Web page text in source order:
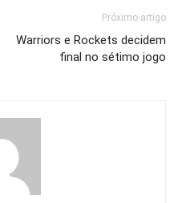
Próximo artigo
Warriors e Rockets decidem
final no sétimo jogo